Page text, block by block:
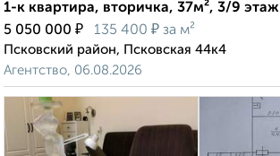
1-к квартира, вторичка, 37м², 3/9 этаж
5 050 000 ₽ 135 400 ₽ за м²
Псковский район, Псковская 44к4
Агентство, 06.08.2026